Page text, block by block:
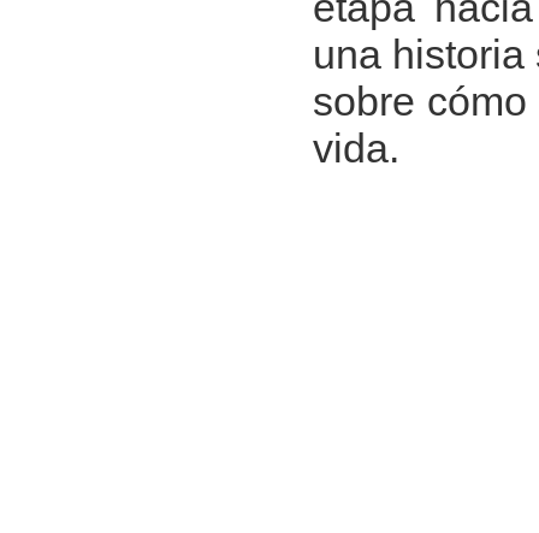
una
sobre
vida.